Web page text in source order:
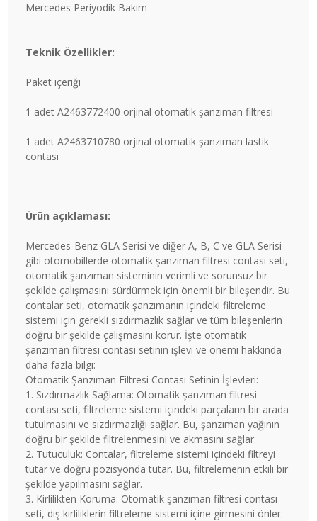
Mercedes Periyodik Bakım
Teknik Özellikler:
Paket içeriği
1 adet A2463772400 orjinal otomatik şanzıman filtresi
1 adet A2463710780 orjinal otomatik şanzıman lastik
contası
Ürün açıklaması:
Mercedes-Benz GLA Serisi ve diğer A, B, C ve GLA Serisi
gibi otomobillerde otomatik şanzıman filtresi contası seti,
otomatik şanzıman sisteminin verimli ve sorunsuz bir
şekilde çalışmasını sürdürmek için önemli bir bileşendir. Bu
contalar seti, otomatik şanzımanın içindeki filtreleme
sistemi için gerekli sızdırmazlık sağlar ve tüm bileşenlerin
doğru bir şekilde çalışmasını korur. İşte otomatik
şanzıman filtresi contası setinin işlevi ve önemi hakkında
daha fazla bilgi:
Otomatik Şanzıman Filtresi Contası Setinin İşlevleri:
1. Sızdırmazlık Sağlama: Otomatik şanzıman filtresi
contası seti, filtreleme sistemi içindeki parçaların bir arada
tutulmasını ve sızdırmazlığı sağlar. Bu, şanzıman yağının
doğru bir şekilde filtrelenmesini ve akmasını sağlar.
2. Tutuculuk: Contalar, filtreleme sistemi içindeki filtreyi
tutar ve doğru pozisyonda tutar. Bu, filtrelemenin etkili bir
şekilde yapılmasını sağlar.
3. Kirlilikten Koruma: Otomatik şanzıman filtresi contası
seti, dış kirliliklerin filtreleme sistemi içine girmesini önler.